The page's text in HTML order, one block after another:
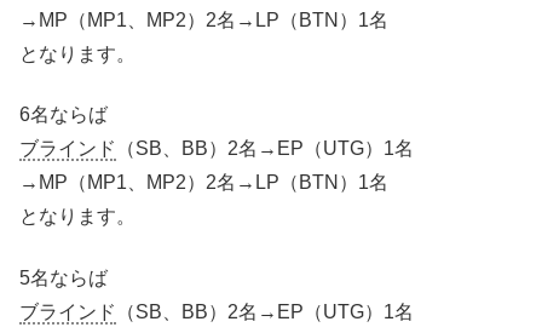
→MP（MP1、MP2）2名→LP（BTN）1名
となります。
6名ならば
ブラインド
（SB、BB）2名→EP（UTG）1名
→MP（MP1、MP2）2名→LP（BTN）1名
となります。
5名ならば
ブラインド
（SB、BB）2名→EP（UTG）1名